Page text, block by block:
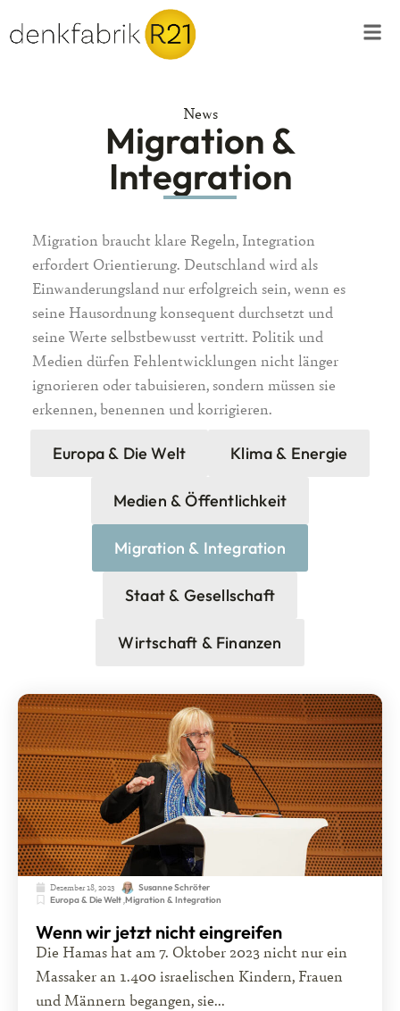
News
Migration &
Integration
Migration braucht klare Regeln, Integration
erfordert Orientierung. Deutschland wird als
Einwanderungsland nur erfolgreich sein, wenn es
seine Hausordnung konsequent durchsetzt und
seine Werte selbstbewusst vertritt. Politik und
Medien dürfen Fehlentwicklungen nicht länger
ignorieren oder tabuisieren, sondern müssen sie
erkennen, benennen und korrigieren.
Europa & Die Welt Klima & Energie
Medien & Öffentlichkeit
Migration & Integration
Staat & Gesellschaft
Wirtschaft & Finanzen
Dezember 18, 2023
Susanne Schröter
Europa & Die Welt,Migration & Integration
Wenn wir jetzt nicht eingreifen
Die Hamas hat am 7. Oktober 2023 nicht nur ein
Massaker an 1.400 israelischen Kindern, Frauen
und Männern begangen, sie...